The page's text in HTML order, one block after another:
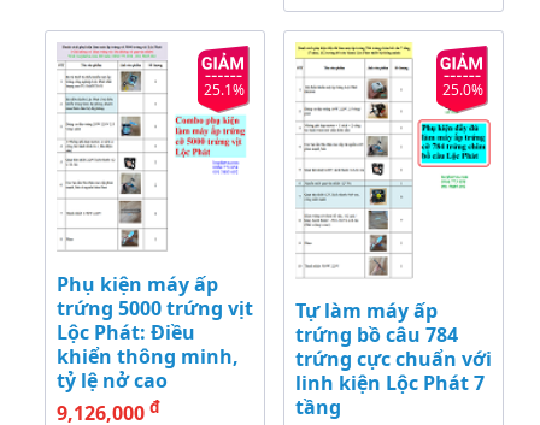
25.1%
Phụ kiện máy ấp
trứng 5000 trứng vịt
Lộc Phát: Điều
khiển thông minh,
tỷ lệ nở cao
9,126,000 đ
25.0%
Tự làm máy ấp
trứng bồ câu 784
trứng cực chuẩn với
linh kiện Lộc Phát 7
tầng